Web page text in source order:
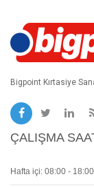
Bigpoint Kırtasiye
ÇALIŞMA
Hafta içi: 08:00 - 18:00